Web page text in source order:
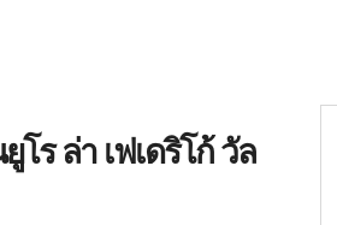
ร ล่า เฟเดริโก้ วัล